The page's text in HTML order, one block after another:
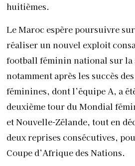
huitièmes.
Le Maroc espère poursuivre
réaliser un nouvel exploit
football féminin national sur la
notamment après les succès
féminines, dont l’équipe A, a
deuxième tour du Mondial
et Nouvelle-Zélande, tout en
deux reprises consécutives,
Coupe d’Afrique des Nations.